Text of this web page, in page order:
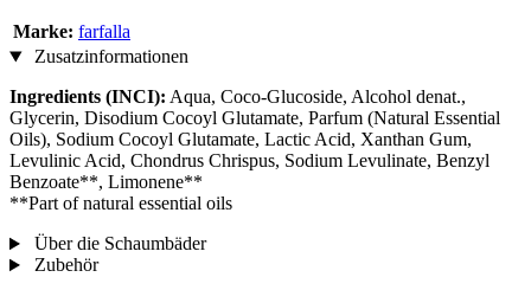
Marke: farfalla
Zusatzinformationen
Ingredients (INCI): Aqua, Coco-Glucoside, Alcohol denat.,
Glycerin, Disodium Cocoyl Glutamate, Parfum (Natural Essential
Oils), Sodium Cocoyl Glutamate, Lactic Acid, Xanthan Gum,
Levulinic Acid, Chondrus Chrispus, Sodium Levulinate, Benzyl
Benzoate**, Limonene**
**Part of natural essential oils
Über die Schaumbäder
Zubehör